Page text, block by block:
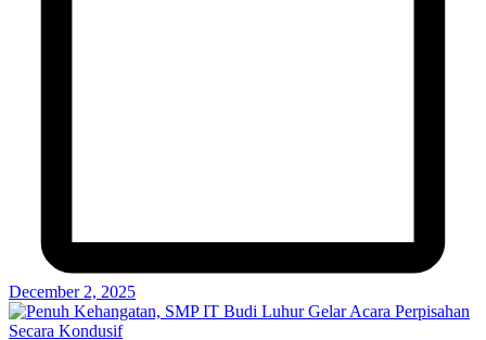
December 2, 2025